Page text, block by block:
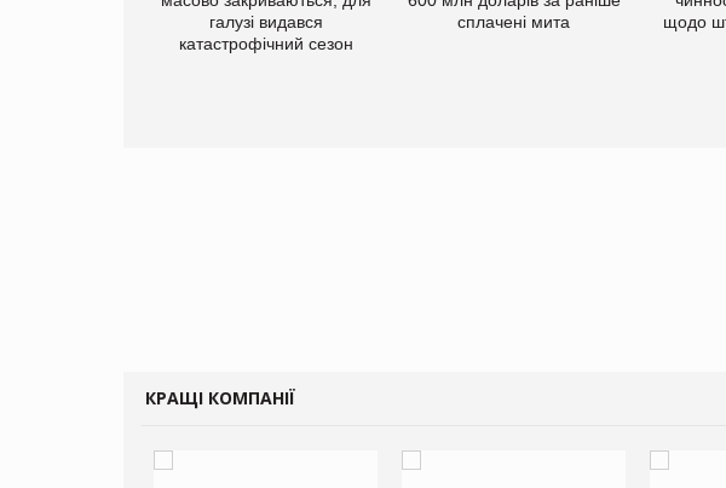
галузі видався
катастрофічний сезон
сплачені мита
щодо
КРАЩІ КОМПАНІЇ